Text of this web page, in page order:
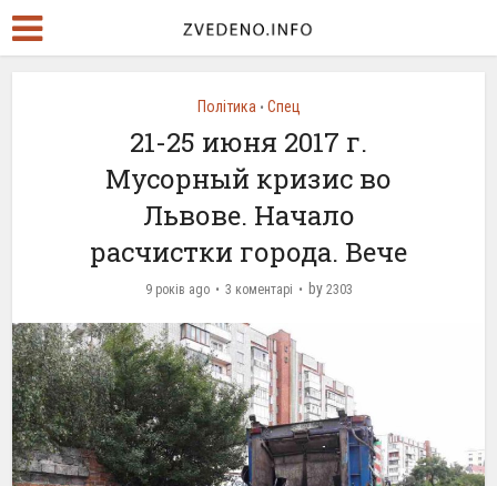
Політика • Спец
21-25 июня 2017 г.
Мусорный кризис во
Львове. Начало
расчистки города. Вече
9 років ago 3 коментарі by 2303